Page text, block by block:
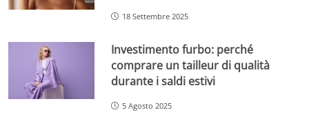
18 Settembre 2025
Investimento furbo: perché
comprare un tailleur di qualità
durante i saldi estivi
5 Agosto 2025